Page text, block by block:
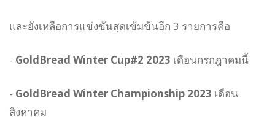
และยังเหลือการแข่งขันสุดเข้มข้นอีก 3 รายการคือ
- GoldBread Winter Cup#2 2023 เดือนกรกฎาคมนี้
- GoldBread Winter Championship 2023 เดือน
สิงหาคม